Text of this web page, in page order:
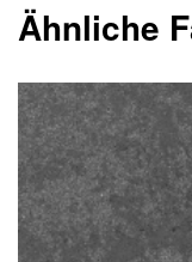
Ähnliche